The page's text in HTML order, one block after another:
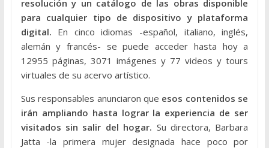
resolución y un catálogo de las obras disponible
para cualquier tipo de dispositivo y plataforma
digital. En cinco idiomas -español, italiano, inglés,
alemán y francés- se puede acceder hasta hoy a
12955 páginas, 3071 imágenes y 77 videos y tours
virtuales de su acervo artístico.
Sus responsables anunciaron que esos contenidos se
irán ampliando hasta lograr la experiencia de ser
visitados sin salir del hogar. Su directora, Barbara
Jatta -la primera mujer designada hace poco por